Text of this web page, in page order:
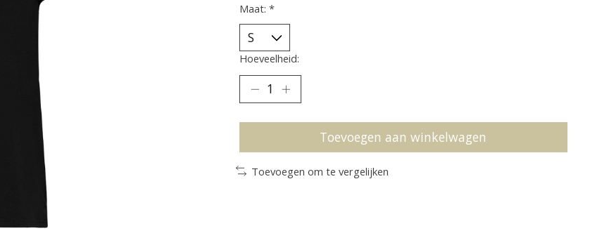
Maat: *
Hoeveelheid:
Toevoegen aan winkelwagen
Toevoegen om te vergelijken